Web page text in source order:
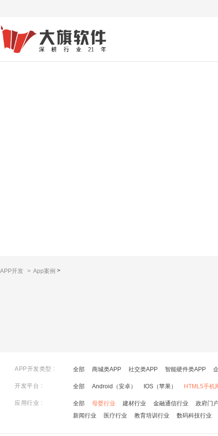
APP开发 > App案例 >
APP开发类型 : 全部 商城类APP 社交类APP 智能硬件类APP
开发平台 : 全部 Android（安卓） IOS（苹果） HTML5手机
应用行业 : 全部 母婴行业 建材行业 金融通信行业
政府门
新闻行业
医疗行业 教育培训行业 数码科技行业